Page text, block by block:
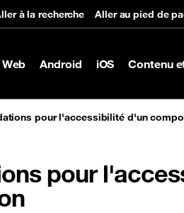
à la recherche Aller au pied de
Web Android iOS Contenu
pour l'accessibilité d'un
pour